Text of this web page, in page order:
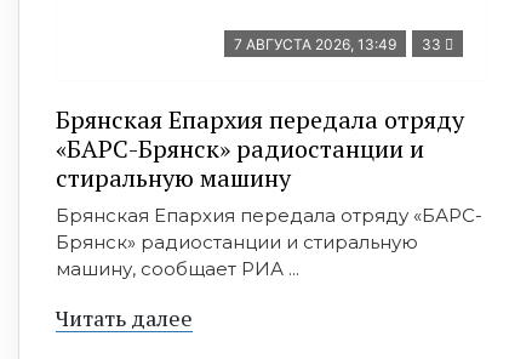
7 АВГУСТА 2026, 13:49 33
Брянская Епархия передала отряду
«БАРС-Брянск» радиостанции и
стиральную машину
Брянская Епархия передала отряду «БАРС-
Брянск» радиостанции и стиральную
машину, сообщает РИА ...
Читать далее